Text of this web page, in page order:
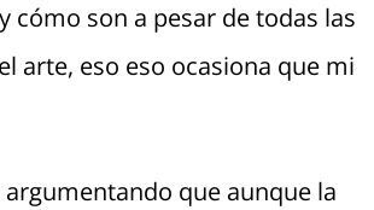
cómo son a pesar de todas las
arte, eso eso ocasiona que mi
que aunque la